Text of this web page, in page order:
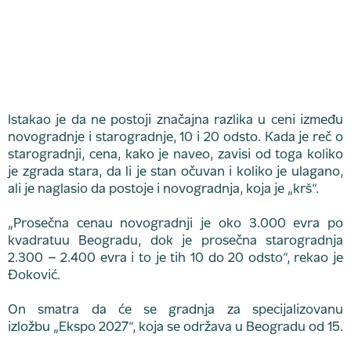
Istakao je da ne postoji značajna razlika u ceni između
novogradnje i starogradnje, 10 i 20 odsto. Kada je reč o
starogradnji, cena, kako je naveo, zavisi od toga koliko
je zgrada stara, da li je stan očuvan i koliko je ulagano,
ali je naglasio da postoje i novogradnja, koja je „krš“.
„Prosečna cenau novogradnji je oko 3.000 evra po
kvadratuu Beogradu, dok je prosečna starogradnja
2.300 – 2.400 evra i to je tih 10 do 20 odsto“, rekao je
Đoković.
On smatra da će se gradnja za specijalizovanu
izložbu „Ekspo 2027“, koja se održava u Beogradu od 15.